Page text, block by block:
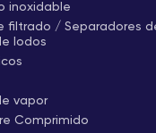
inoxidable
filtrado / Separadores
lodos
vapor
Comprimido